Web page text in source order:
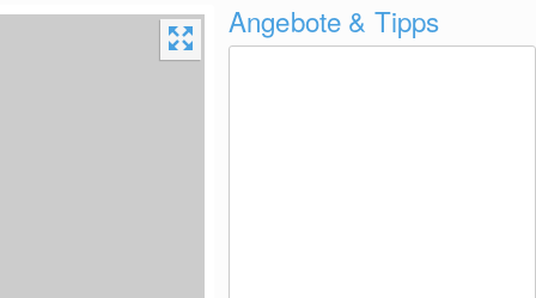
Angebote & Tipps